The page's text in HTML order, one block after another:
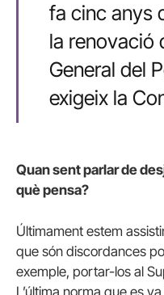
fa cinc anys
la renovació
General del
exigeix la
Quan sent parlar de
què pensa?
Últimament estem
que són discordances
exemple, portar-los al
L’última norma que es